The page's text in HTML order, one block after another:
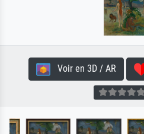
Voir en 3D / AR